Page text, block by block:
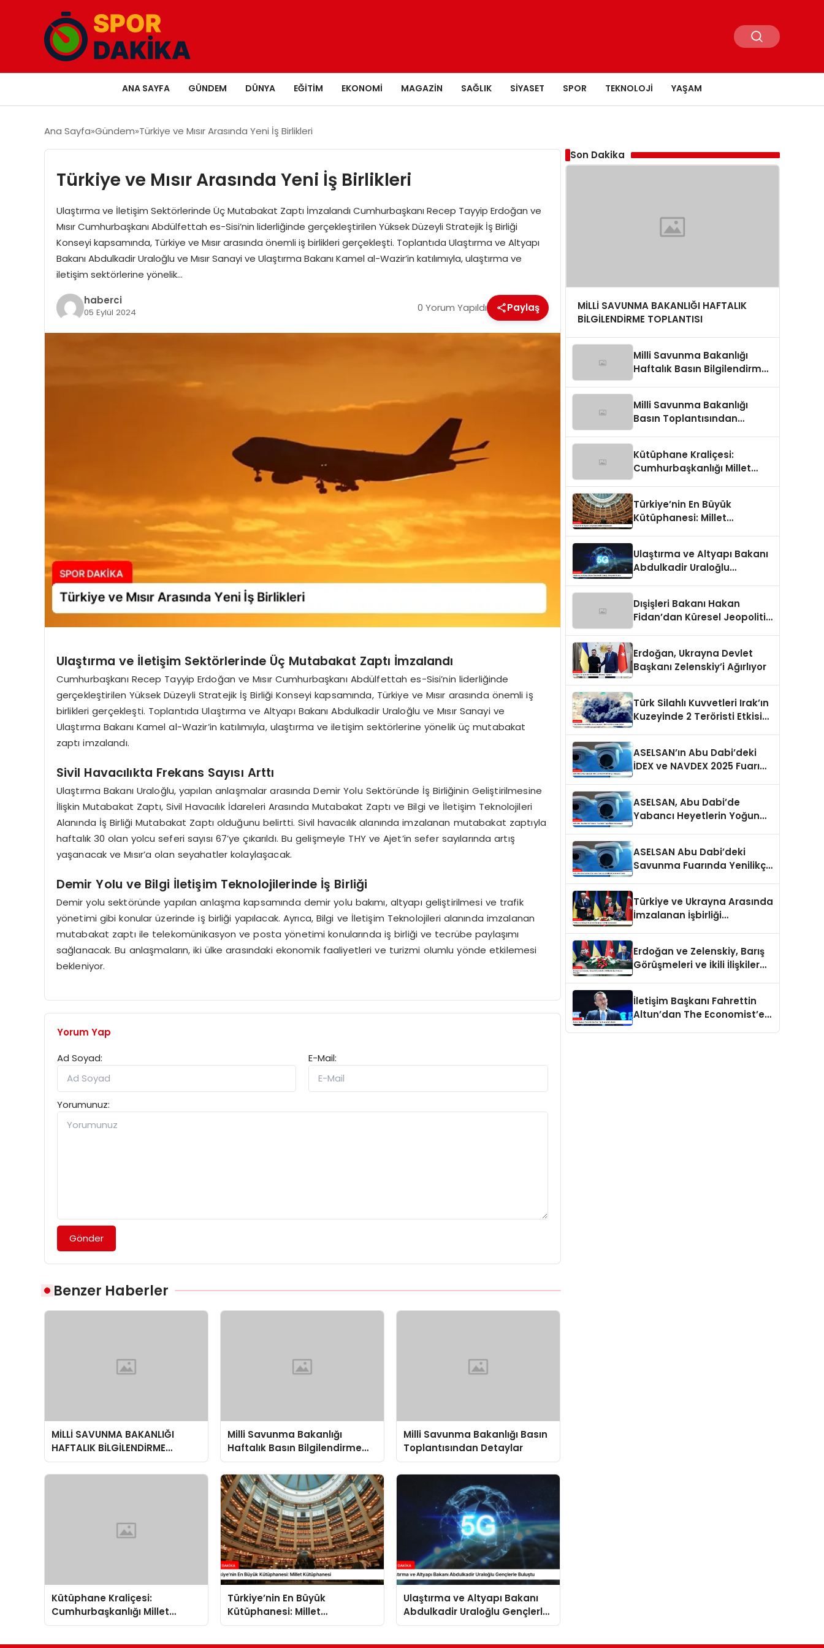
ANA SAYFA GÜNDEM DÜNYA EĞITIM EKONOMI MAGAZIN SAĞLIK SIYASET SPOR TEKNOLOJI YAŞAM
Ana Sayfa Gündem Türkiye ve Mısır Arasında Yeni İş Birlikleri
Türkiye ve Mısır Arasında Yeni İş Birlikleri
Ulaştırma ve İletişim Sektörlerinde Üç Mutabakat Zaptı İmzalandı Cumhurbaşkanı Recep Tayyip Erdoğan ve
Mısır Cumhurbaşkanı Abdülfettah es-Sisi’nin liderliğinde gerçekleştirilen Yüksek Düzeyli Stratejik İş Birliği
Konseyi kapsamında, Türkiye ve Mısır arasında önemli iş birlikleri gerçekleşti. Toplantıda Ulaştırma ve Altyapı
Bakanı Abdulkadir Uraloğlu ve Mısır Sanayi ve Ulaştırma Bakanı Kamel al-Wazir’in katılımıyla, ulaştırma ve
iletişim sektörlerine yönelik…
haberci
05 Eylül 2024 0 Yorum Yapıldı Paylaş
Ulaştırma ve İletişim Sektörlerinde Üç Mutabakat Zaptı İmzalandı
Cumhurbaşkanı Recep Tayyip Erdoğan ve Mısır Cumhurbaşkanı Abdülfettah es-Sisi’nin liderliğinde
gerçekleştirilen Yüksek Düzeyli Stratejik İş Birliği Konseyi kapsamında, Türkiye ve Mısır arasında önemli iş
birlikleri gerçekleşti. Toplantıda Ulaştırma ve Altyapı Bakanı Abdulkadir Uraloğlu ve Mısır Sanayi ve
Ulaştırma Bakanı Kamel al-Wazir’in katılımıyla, ulaştırma ve iletişim sektörlerine yönelik üç mutabakat
zaptı imzalandı.
Sivil Havacılıkta Frekans Sayısı Arttı
Ulaştırma Bakanı Uraloğlu, yapılan anlaşmalar arasında Demir Yolu Sektöründe İş Birliğinin Geliştirilmesine
İlişkin Mutabakat Zaptı, Sivil Havacılık İdareleri Arasında Mutabakat Zaptı ve Bilgi ve İletişim Teknolojileri
Alanında İş Birliği Mutabakat Zaptı olduğunu belirtti. Sivil havacılık alanında imzalanan mutabakat zaptıyla
haftalık 30 olan yolcu seferi sayısı 67’ye çıkarıldı. Bu gelişmeyle THY ve Ajet’in sefer sayılarında artış
yaşanacak ve Mısır’a olan seyahatler kolaylaşacak.
Demir Yolu ve Bilgi İletişim Teknolojilerinde İş Birliği
Demir yolu sektöründe yapılan anlaşma kapsamında demir yolu bakımı, altyapı geliştirilmesi ve trafik
yönetimi gibi konular üzerinde iş birliği yapılacak. Ayrıca, Bilgi ve İletişim Teknolojileri alanında imzalanan
mutabakat zaptı ile telekomünikasyon ve posta yönetimi konularında iş birliği ve tecrübe paylaşımı
sağlanacak. Bu anlaşmaların, iki ülke arasındaki ekonomik faaliyetleri ve turizmi olumlu yönde etkilemesi
bekleniyor.
Yorum Yap
Ad Soyad:
E-Mail:
Yorumunuz:
Gönder
Benzer Haberler
MİLLİ SAVUNMA BAKANLIĞI
HAFTALIK BİLGİLENDİRME
TOPLANTISI
Milli Savunma Bakanlığı
Haftalık Basın Bilgilendirme
Toplantısında
Değerlendirmeler
Milli Savunma Bakanlığı Basın
Toplantısından Detaylar
Kütüphane Kraliçesi:
Cumhurbaşkanlığı Millet
Kütüphanesi
Türkiye’nin En Büyük
Kütüphanesi: Millet
Kütüphanesi
Ulaştırma ve Altyapı Bakanı
Abdulkadir Uraloğlu Gençlerle
Buluştu
Son Dakika
MİLLİ SAVUNMA BAKANLIĞI HAFTALIK
BİLGİLENDİRME TOPLANTISI
Milli Savunma Bakanlığı
Haftalık Basın Bilgilendirme
Milli Savunma Bakanlığı
Basın Toplantısından
Kütüphane Kraliçesi:
Cumhurbaşkanlığı Millet
Türkiye’nin En Büyük
Kütüphanesi: Millet
Ulaştırma ve Altyapı Bakanı
Abdulkadir Uraloğlu
Dışişleri Bakanı Hakan
Fidan’dan Küresel Jeopolitik
Erdoğan, Ukrayna Devlet
Başkanı Zelenskiy’i Ağırlıyor
Türk Silahlı Kuvvetleri Irak’ın
Kuzeyinde 2 Teröristi Etkisiz
ASELSAN’ın Abu Dabi’deki
İDEX ve NAVDEX 2025 Fuarı
ASELSAN, Abu Dabi’de
Yabancı Heyetlerin Yoğun
ASELSAN Abu Dabi’deki
Savunma Fuarında Yenilikçi
Türkiye ve Ukrayna Arasında
İmzalanan İşbirliği
Erdoğan ve Zelenskiy, Barış
Görüşmeleri ve İkili İlişkiler
İletişim Başkanı Fahrettin
Altun’dan The Economist’e